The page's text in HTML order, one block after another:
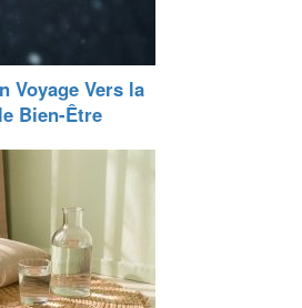
Voyage Vers la
Bien-Être